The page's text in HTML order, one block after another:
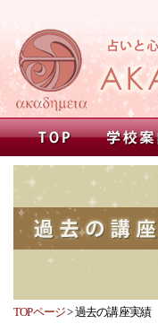
TOPページ>過去の講座実績